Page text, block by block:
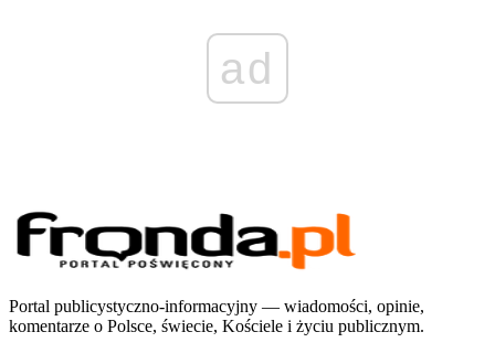
ad
Portal publicystyczno-informacyjny — wiadomości, opinie,
komentarze o Polsce, świecie, Kościele i życiu publicznym.